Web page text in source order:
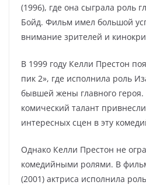
(1996), где она сыграла роль
Бойд. Фильм имел большой
внимание зрителей и
В 1999 году Келли Престон
пик 2», где исполнила роль
бывшей жены главного героя.
комический талант
интересных сцен в эту
Однако Келли Престон не
комедийными ролями. В
(2001) актриса исполнила